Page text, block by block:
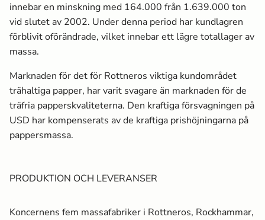
innebar en minskning med 164.000 från 1.639.000 ton
vid slutet av 2002. Under denna period har kundlagren
förblivit oförändrade, vilket innebar ett lägre totallager av
massa­.
Marknaden för det för Rottneros viktiga kundområdet
trähaltiga papper, har varit svagare än marknaden för de
träfria papperskvaliteterna. Den kraftiga försvagningen på
USD har kompenserats av de kraftiga prishöjningarna på
pappersmassa­.
PRODUKTION OCH LEVERANSER
Koncernens fem massa­fabriker i Rottneros, Rockhammar,